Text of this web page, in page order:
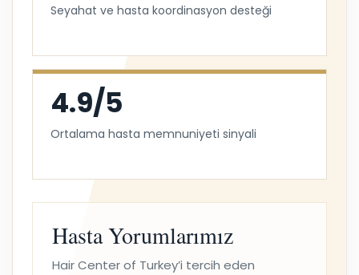
Seyahat ve hasta koordinasyon desteği
4.9/5
Ortalama hasta memnuniyeti sinyali
Hasta Yorumlarımız
Hair Center of Turkey’i tercih eden